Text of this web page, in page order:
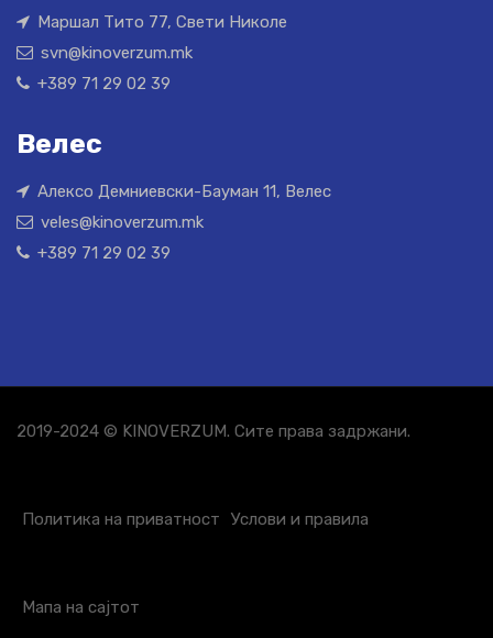
Маршал Тито 77, Свети Николе
svn@kinoverzum.mk
+389 71 29 02 39
Велес
Алексо Демниевски-Бауман 11, Велес
veles@kinoverzum.mk
+389 71 29 02 39
2019-2024 © KINOVERZUM. Сите права задржани.
Политика на приватност Услови и правила
Мапа на сајтот